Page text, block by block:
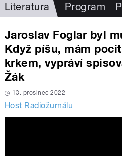
Literatura Program
Jaroslav Foglar byl
Když píšu, mám
krkem, vypráví
Žák
13. prosinec 2022
Host Radiožurnálu